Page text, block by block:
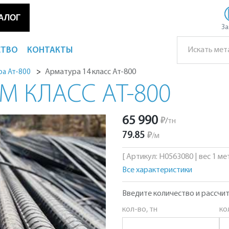
КОНТАКТЫ
Ат-800 Арматура 14 класс Ат-800
КЛАСС АТ-800
65 990 ₽/тн
79.85 ₽/м
[ Артикул: Н0563080 | вес 1
Все характеристики
Введите количество и
кол-во, тн